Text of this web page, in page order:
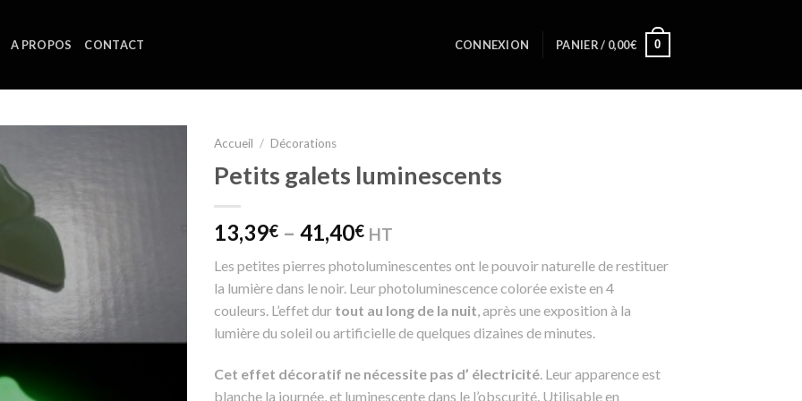
A PROPOS CONTACT CONNEXION PANIER / 0,00€ 0
Accueil / Décorations
Petits galets luminescents
13,39€ – 41,40€ HT
Les petites pierres photoluminescentes ont le pouvoir naturelle de restituer
la lumière dans le noir. Leur photoluminescence colorée existe en 4
couleurs. L’effet dur tout au long de la nuit , après une exposition à la
lumière du soleil ou artificielle de quelques dizaines de minutes.
Cet effet décoratif ne nécessite pas d’ électricité . Leur apparence est
blanche la journée, et luminescente dans le l’obscurité. Utilisable en